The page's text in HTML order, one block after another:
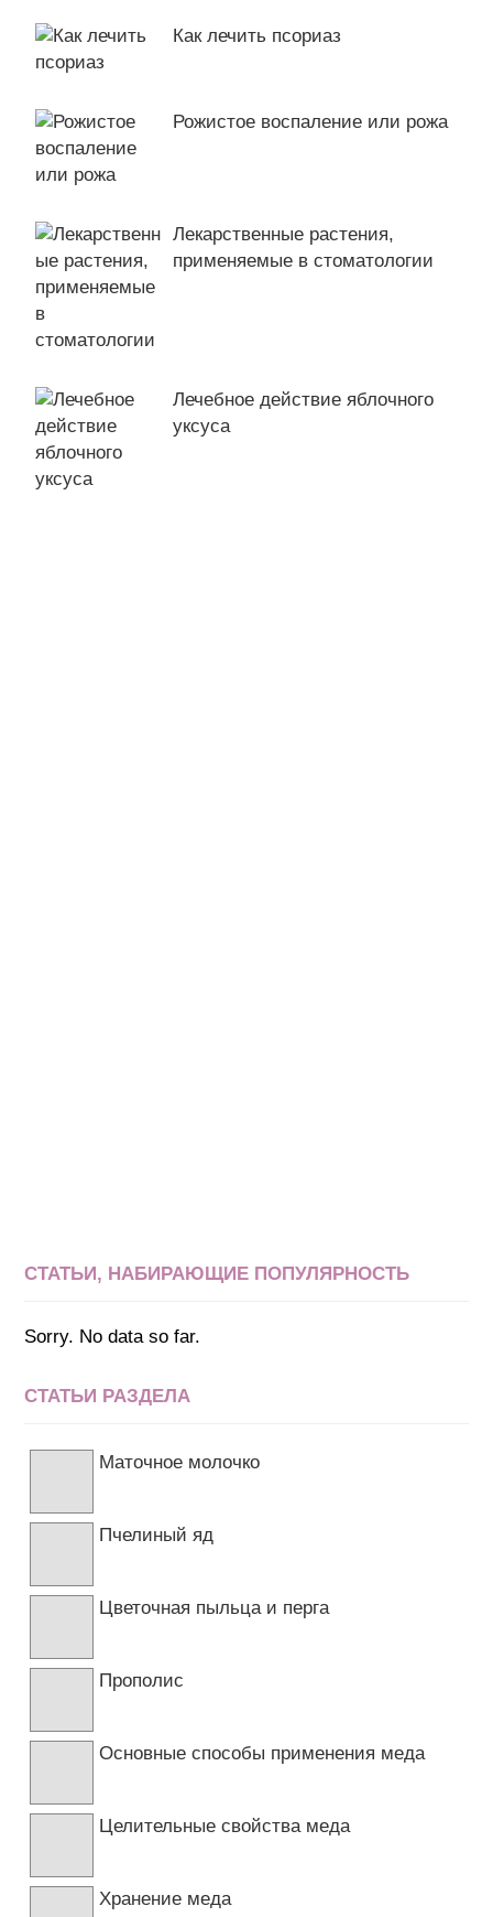
Как лечить псориаз
Рожистое воспаление или рожа
Лекарственные растения,
применяемые в стоматологии
Лечебное действие яблочного
уксуса
СТАТЬИ, НАБИРАЮЩИЕ ПОПУЛЯРНОСТЬ
Sorry. No data so far.
СТАТЬИ РАЗДЕЛА
Маточное молочко
Пчелиный яд
Цветочная пыльца и перга
Прополис
Основные способы применения меда
Целительные свойства меда
Хранение меда